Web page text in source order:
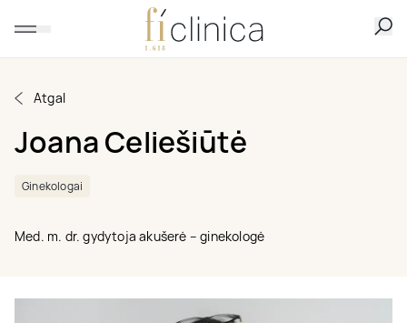
Atgal
Joana Celiešiūtė
Ginekologai
Med. m. dr. gydytoja akušerė – ginekologė